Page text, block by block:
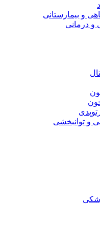
و بیمارستانی
درمانی
و توانبخشی